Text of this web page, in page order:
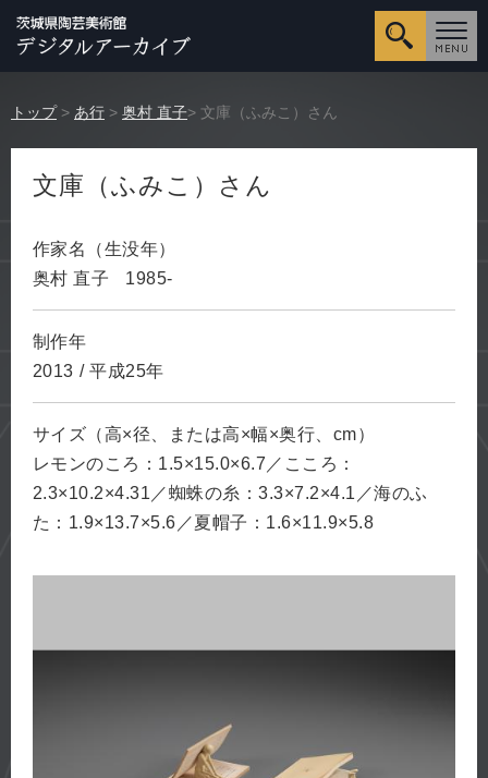
詳細検
トップ > あ行 > 奥村 直子> 文庫（ふみこ）さん
文庫（ふみこ）さん
作家名（生没年）
奥村 直子
1985-
制作年
2013 / 平成25年
サイズ（高×径、または高×幅×奥行、cm）
レモンのころ：1.5×15.0×6.7／こころ：
2.3×10.2×4.31／蜘蛛の糸：3.3×7.2×4.1／海のふ
た：1.9×13.7×5.6／夏帽子：1.6×11.9×5.8